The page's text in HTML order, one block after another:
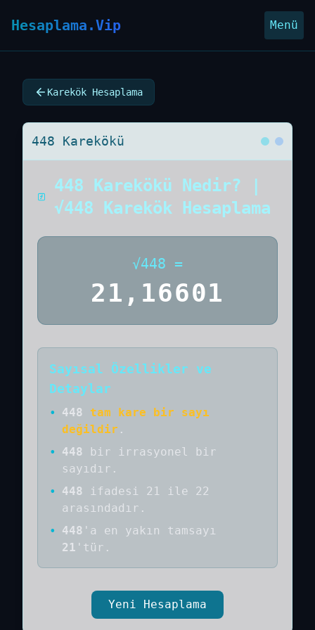
Hesaplama.Vip Menü
Karekök Hesaplama
448 Karekökü
448 Karekökü Nedir? |
√448 Karekök Hesaplama
√448 =
21,16601
Sayısal Özellikler ve
Detaylar
• 448
tam kare bir sayı
değildir .
•
448 bir
irrasyonel bir
sayıdır .
•
448
ifadesi 21 ile 22
arasındadır.
•
448 'a en yakın tamsayı
21 'tür.
Yeni Hesaplama